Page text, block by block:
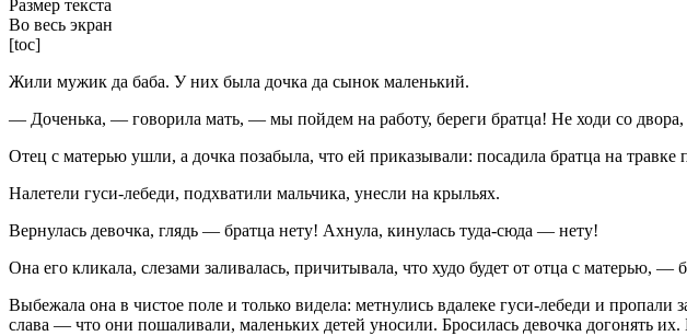
Размер текста
Во весь экран
[toc]
Жили мужик да баба. У них была дочка да сынок маленький.
— Доченька, — говорила мать, — мы пойдем на работу, береги братца! Не ходи со
Отец с матерью ушли, а дочка позабыла, что ей приказывали: посадила братца на травке
Налетели гуси-лебеди, подхватили мальчика, унесли на крыльях.
Вернулась девочка, глядь — братца нету! Ахнула, кинулась туда-сюда — нету!
Она его кликала, слезами заливалась, причитывала, что худо будет от отца с матерью, —
Выбежала она в чистое поле и только видела: метнулись вдалеке гуси-лебеди и
слава — что они пошаливали, маленьких детей уносили. Бросилась девочка догонять